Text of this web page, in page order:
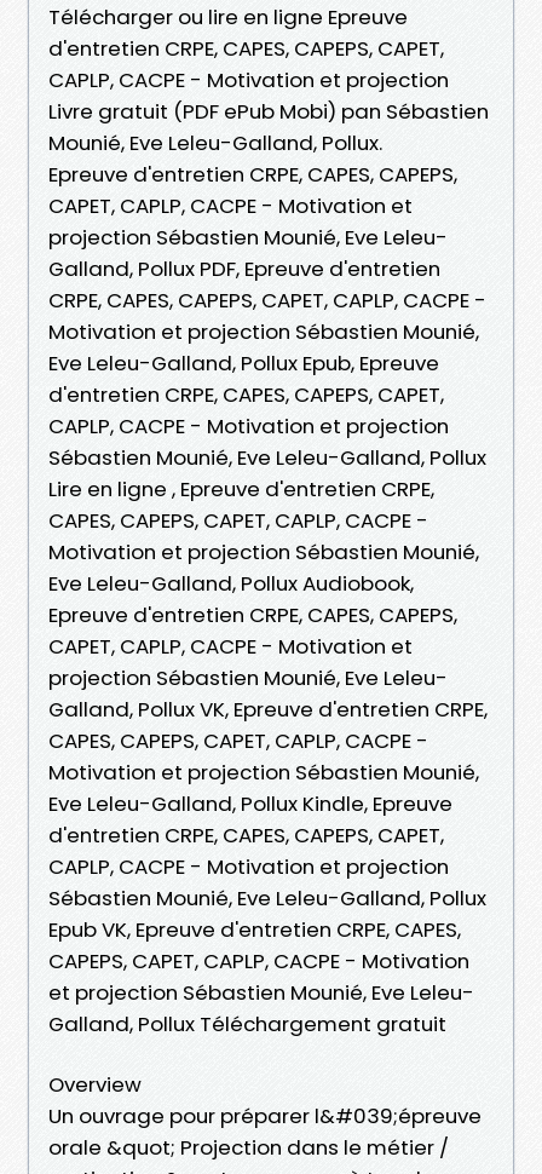
Télécharger ou lire en ligne Epreuve
d'entretien CRPE, CAPES, CAPEPS, CAPET,
CAPLP, CACPE - Motivation et projection
Livre gratuit (PDF ePub Mobi) pan Sébastien
Mounié, Eve Leleu-Galland, Pollux.
Epreuve d'entretien CRPE, CAPES, CAPEPS,
CAPET, CAPLP, CACPE - Motivation et
projection Sébastien Mounié, Eve Leleu-
Galland, Pollux PDF, Epreuve d'entretien
CRPE, CAPES, CAPEPS, CAPET, CAPLP, CACPE -
Motivation et projection Sébastien Mounié,
Eve Leleu-Galland, Pollux Epub, Epreuve
d'entretien CRPE, CAPES, CAPEPS, CAPET,
CAPLP, CACPE - Motivation et projection
Sébastien Mounié, Eve Leleu-Galland, Pollux
Lire en ligne , Epreuve d'entretien CRPE,
CAPES, CAPEPS, CAPET, CAPLP, CACPE -
Motivation et projection Sébastien Mounié,
Eve Leleu-Galland, Pollux Audiobook,
Epreuve d'entretien CRPE, CAPES, CAPEPS,
CAPET, CAPLP, CACPE - Motivation et
projection Sébastien Mounié, Eve Leleu-
Galland, Pollux VK, Epreuve d'entretien CRPE,
CAPES, CAPEPS, CAPET, CAPLP, CACPE -
Motivation et projection Sébastien Mounié,
Eve Leleu-Galland, Pollux Kindle, Epreuve
d'entretien CRPE, CAPES, CAPEPS, CAPET,
CAPLP, CACPE - Motivation et projection
Sébastien Mounié, Eve Leleu-Galland, Pollux
Epub VK, Epreuve d'entretien CRPE, CAPES,
CAPEPS, CAPET, CAPLP, CACPE - Motivation
et projection Sébastien Mounié, Eve Leleu-
Galland, Pollux Téléchargement gratuit
Overview
Un ouvrage pour préparer l&#039;épreuve
orale &quot; Projection dans le métier /